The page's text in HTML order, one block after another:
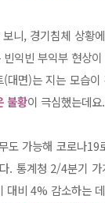
니, 경기침체 상황
익빈 부익부 현상
대면)는 지는 모습이
불황이 극심했는데
도 가능해 코로나
. 통계청 2/4분기
비 4% 감소하는